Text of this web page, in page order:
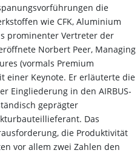
die
wie CFK, Aluminium
prominenter Vertreter der
Norbert Peer, Managing
(vormals Premium
einer Keynote. Er erläuterte die
Eingliederung in den AIRBUS-
geprägter
Das
die Produktivität
vor allem zwei Zahlen den